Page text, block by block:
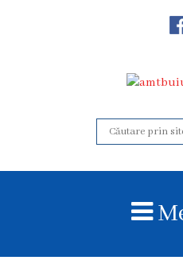
Acreditare
administrativă